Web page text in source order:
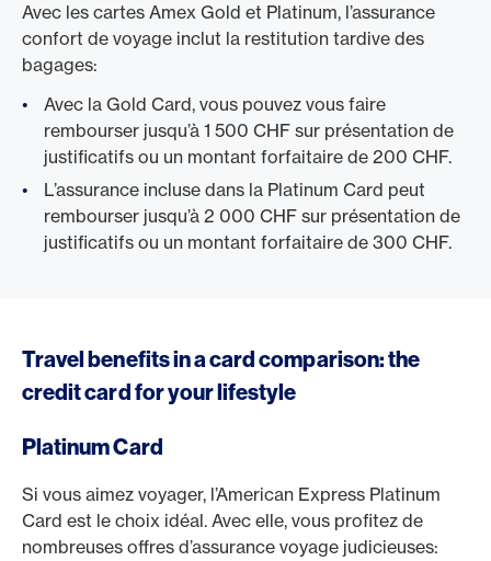
Avec les cartes Amex Gold et Platinum, l’assurance
confort de voyage inclut la restitution tardive des
bagages:
Avec la Gold Card, vous pouvez vous faire
rembourser jusqu’à 1 500 CHF sur présentation de
justificatifs ou un montant forfaitaire de 200 CHF.
L’assurance incluse dans la Platinum Card peut
rembourser jusqu’à 2 000 CHF sur présentation de
justificatifs ou un montant forfaitaire de 300 CHF.
Travel benefits in a card comparison: the
credit card for your lifestyle
Platinum Card
Si vous aimez voyager, l’American Express Platinum
Card est le choix idéal. Avec elle, vous profitez de
nombreuses offres d’assurance voyage judicieuses: